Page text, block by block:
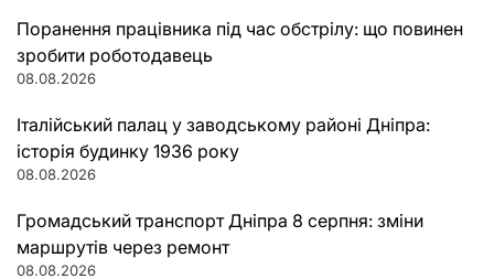
Поранення працівника під час обстрілу: що повинен
зробити роботодавець
08.08.2026
Італійський палац у заводському районі Дніпра:
історія будинку 1936 року
08.08.2026
Громадський транспорт Дніпра 8 серпня: зміни
маршрутів через ремонт
08.08.2026